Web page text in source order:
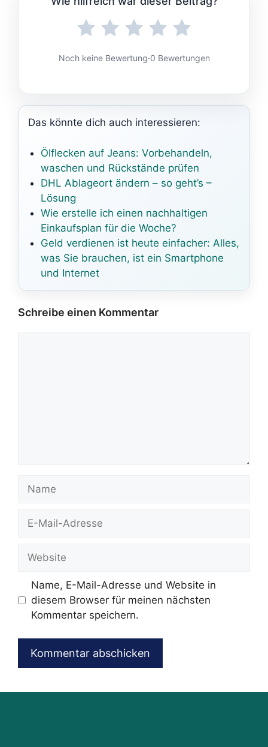
Noch keine Bewertung·0 Bewertungen
Das könnte dich auch interessieren:
Ölflecken auf Jeans: Vorbehandeln,
waschen und Rückstände prüfen
DHL Ablageort ändern – so geht’s –
Lösung
Wie erstelle ich einen nachhaltigen
Einkaufsplan für die Woche?
Geld verdienen ist heute einfacher: Alles,
was Sie brauchen, ist ein Smartphone
und Internet
Schreibe einen Kommentar
Name
Website
Name, E-Mail-Adresse und Website in
diesem Browser für meinen nächsten
Kommentar speichern.